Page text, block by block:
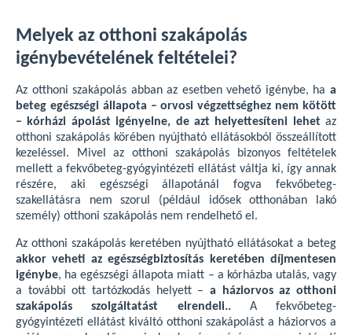
Melyek az otthoni szakápolás
igénybevételének feltételei?
Az otthoni szakápolás abban az esetben vehető igénybe, ha a
beteg egészségi állapota – orvosi végzettséghez nem kötött
– kórházi ápolást igényelne, de azt helyettesíteni lehet az
otthoni szakápolás körében nyújtható ellátásokból összeállított
kezeléssel. Mivel az otthoni szakápolás bizonyos feltételek
mellett a fekvőbeteg-gyógyintézeti ellátást váltja ki, így annak
részére, aki egészségi állapotánál fogva fekvőbeteg-
szakellátásra nem szorul (például idősek otthonában lakó
személy) otthoni szakápolás nem rendelhető el.
Az otthoni szakápolás keretében nyújtható ellátásokat a beteg
akkor veheti az egészségbiztosítás keretében díjmentesen
igénybe, ha egészségi állapota miatt – a kórházba utalás, vagy
a további ott tartózkodás helyett – a háziorvos az otthoni
szakápolás szolgáltatást elrendeli.. A fekvőbeteg-
gyógyintézeti ellátást kiváltó otthoni szakápolást a háziorvos a